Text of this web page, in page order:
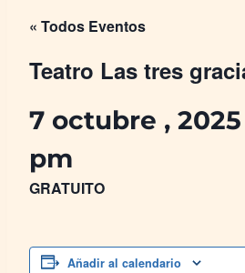
« Todos Eventos
Teatro Las tres
7 octubre ,
pm
GRATUITO
Añadir al calendario